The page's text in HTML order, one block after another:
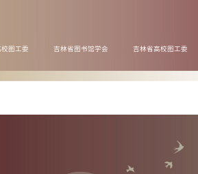
图工委 吉林省图书馆学会 吉林省高校图工委